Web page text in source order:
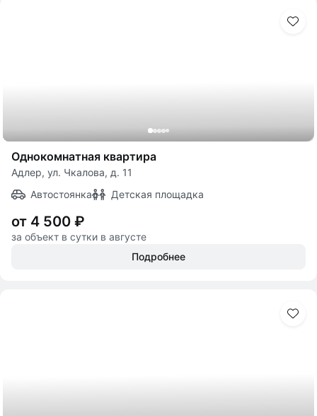
Однокомнатная квартира
Адлер, ул. Чкалова, д. 11
Автостоянка
Детская площадка
от 4 500 ₽
за объект в сутки в августе
Подробнее